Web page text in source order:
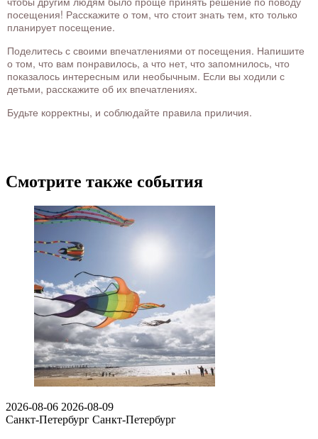
посещения! Расскажите о том, что стоит знать тем, кто только
планирует посещение.
Поделитесь с своими впечатлениями от посещения. Напишите
о том, что вам понравилось, а что нет, что запомнилось, что
показалось интересным или необычным. Если вы ходили с
детьми, расскажите об их впечатлениях.
Будьте корректны, и соблюдайте правила приличия.
Смотрите также события
2026-08-06 2026-08-09
Санкт-Петербург Санкт-Петербург